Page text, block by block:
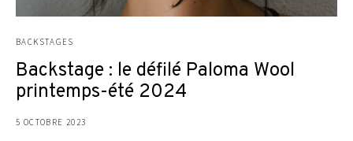
BACKSTAGES
Backstage : le défilé Paloma Wool
printemps-été 2024
5 OCTOBRE 2023